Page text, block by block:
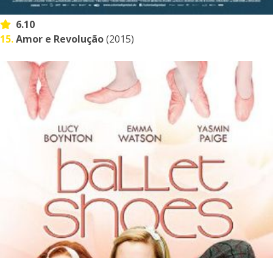
6.10
15.Amor e Revolução(2015)